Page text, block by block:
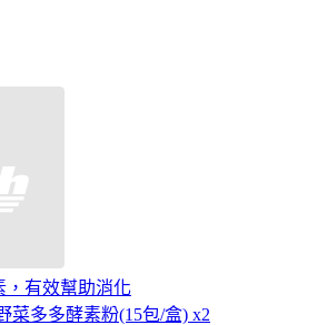
，有效幫助消化
菜多多酵素粉(15包/盒) x2